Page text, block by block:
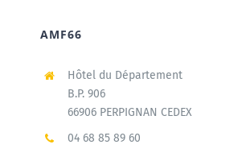
AMF66
Hôtel du Département
B.P. 906
66906 PERPIGNAN CEDEX
04 68 85 89 60